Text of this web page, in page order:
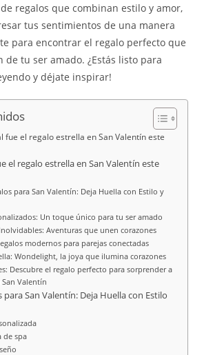
regalos que combinan estilo y amor,
tus sentimientos de una manera
para encontrar el regalo perfecto que
de tu ser amado. ¿Estás listo para
y déjate inspirar!
fue el regalo estrella en San Valentín este
el regalo estrella en San Valentín este
para San Valentín: Deja Huella con Estilo y
Un toque único para tu ser amado
Aventuras que unen corazones
modernos para parejas conectadas
Wondelight, la joya que ilumina corazones
Descubre el regalo perfecto para sorprender a
Valentín
para San Valentín: Deja Huella con Estilo
de spa